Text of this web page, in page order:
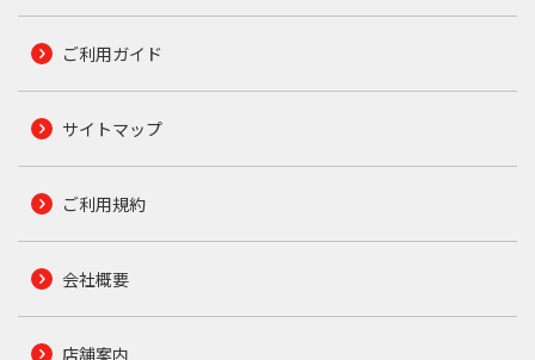
ご利用ガイド
サイトマップ
ご利用規約
会社概要
店舗案内